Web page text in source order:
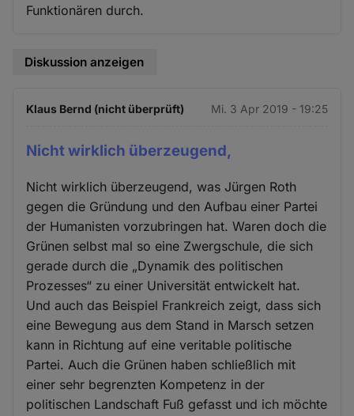
Funktionären durch.
Diskussion anzeigen
Klaus Bernd (nicht überprüft) Mi. 3 Apr 2019 - 19:25
Nicht wirklich überzeugend,
Nicht wirklich überzeugend, was Jürgen Roth
gegen die Gründung und den Aufbau einer Partei
der Humanisten vorzubringen hat. Waren doch die
Grünen selbst mal so eine Zwergschule, die sich
gerade durch die „Dynamik des politischen
Prozesses“ zu einer Universität entwickelt hat.
Und auch das Beispiel Frankreich zeigt, dass sich
eine Bewegung aus dem Stand in Marsch setzen
kann in Richtung auf eine veritable politische
Partei. Auch die Grünen haben schließlich mit
einer sehr begrenzten Kompetenz in der
politischen Landschaft Fuß gefasst und ich möchte